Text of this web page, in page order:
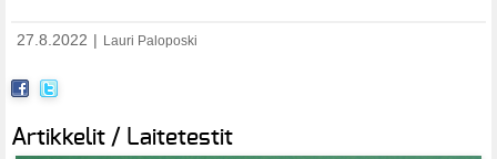
27.8.2022 | Lauri Paloposki
Artikkelit / Laitetestit